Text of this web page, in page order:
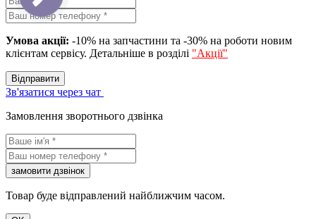
Умова акції: -10% на запчастини та -30% на роботи новим
клієнтам сервісу. Детальніше в розділі "Акції"
Вiдправити
Зв'язатися через чат
Замовлення зворотнього дзвінка
замовити дзвiнок
Товар буде відправлений найближчим часом.